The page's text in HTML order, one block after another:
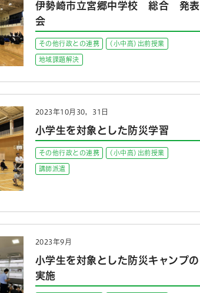
伊勢崎市立宮郷中学校 総合 発表
会
その他行政との連携 (小中高)出前授業
地域課題解決
2023年10月30，31日
小学生を対象とした防災学習
その他行政との連携 (小中高)出前授業
講師派遣
2023年9月
小学生を対象とした防災キャンプの
実施